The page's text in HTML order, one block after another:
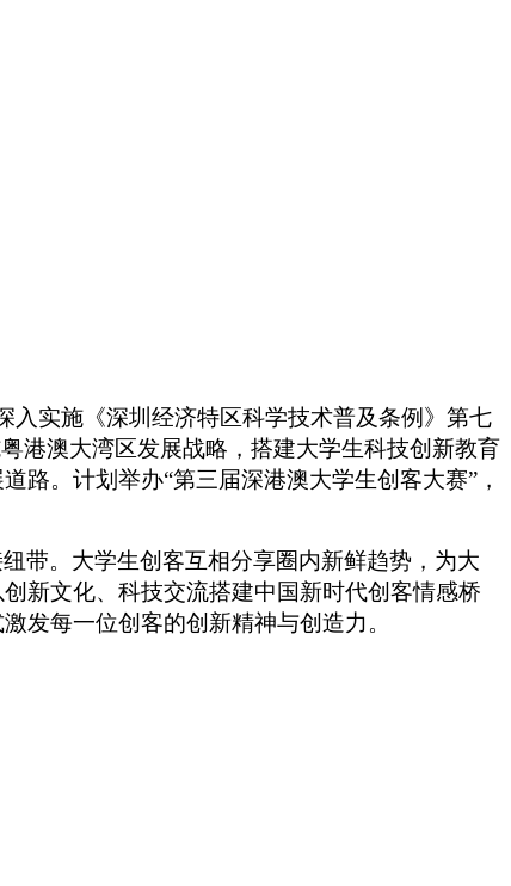
入实施《深圳经济特区科学技术普及条例》第七
港澳大湾区发展战略，搭建大学生科技创新教育
路。计划举办“第三届深港澳大学生创客大赛”，
带。大学生创客互相分享圈内新鲜趋势，为大
新文化、科技交流搭建中国新时代创客情感桥
发每一位创客的创新精神与创造力。